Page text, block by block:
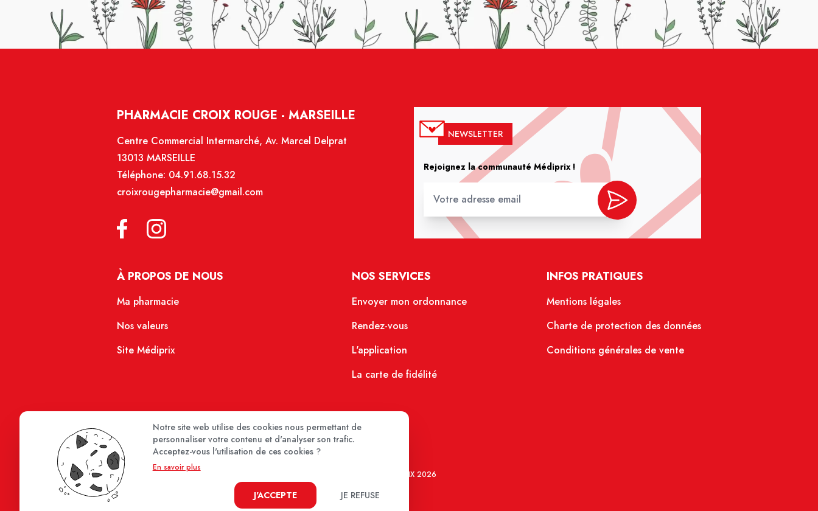
PHARMACIE CROIX ROUGE - MARSEILLE
Centre Commercial Intermarché, Av. Marcel Delprat
13013 MARSEILLE
Téléphone: 04.91.68.15.32
croixrougepharmacie@gmail.com
NEWSLETTER
Rejoignez la communauté Médiprix !
À PROPOS DE NOUS
Ma pharmacie
Nos valeurs
Site Médiprix
NOS SERVICES
Envoyer mon ordonnance
Rendez-vous
L'application
La carte de fidélité
INFOS PRATIQUES
Mentions légales
Charte de protection des données
Conditions générales de vente
MEDIPRIX 2026
Notre site web utilise des cookies nous permettant de
personnaliser votre contenu et d'analyser son trafic.
Acceptez-vous l'utilisation de ces cookies ?
En savoir plus
J'ACCEPTE JE REFUSE